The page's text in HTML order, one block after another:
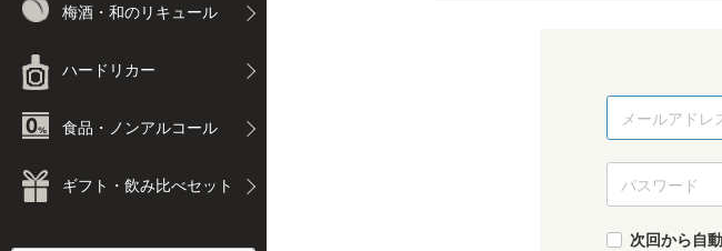
梅酒・和のリキュール
ハードリカー
食品・ノンアルコール
ギフト・飲み比べセット
次回から自